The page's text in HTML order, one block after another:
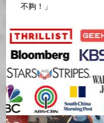
不夠！」